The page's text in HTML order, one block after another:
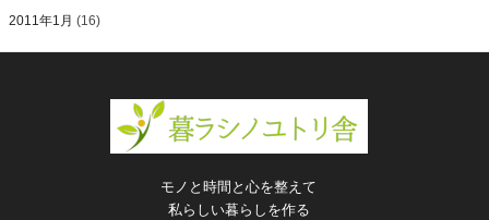
2011年1月 (16)
モノと時間と心を整えて
私らしい暮らしを作る